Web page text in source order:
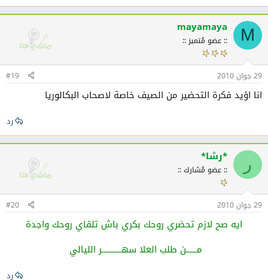
M
mayamaya
:: عضو مُتميز ::
29 جوان 2010 #19
انا اؤيد فكرة التحضير من الصيف خاصة لاصحاب البكالوريا
رد
ر *رشا*
:: عضو مُشارك ::
29 جوان 2010 #20
ايه صح لازم تحضري روحك بكري باش تلقاي روحك واجدة
مــــــن طلب العلا سهـــــــــــر الليالي
رد